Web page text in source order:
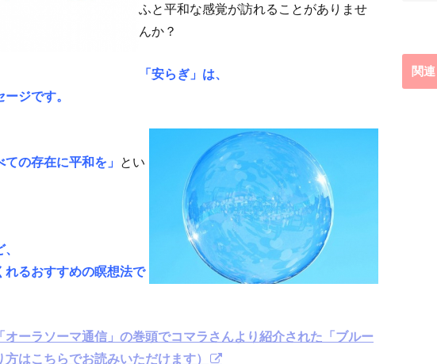
ふと平和な感覚が訪れることがありませ
んか？
「安らぎ」は、
ジです。
ての存在に平和を」
とい
れるおすすめの瞑想法で
オーラソーマ通信」の巻頭でコマラさんより紹介された「ブルー
はこちらでお読みいただけます）
関